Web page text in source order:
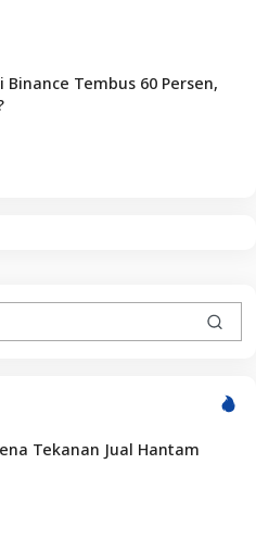
Tembus 60 Persen,
Tekanan Jual Hantam